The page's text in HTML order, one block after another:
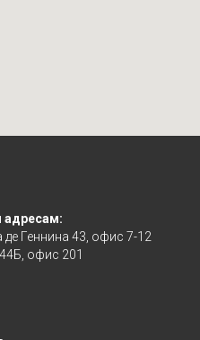
адресам:
де Геннина 43, офис 7-12
офис 201